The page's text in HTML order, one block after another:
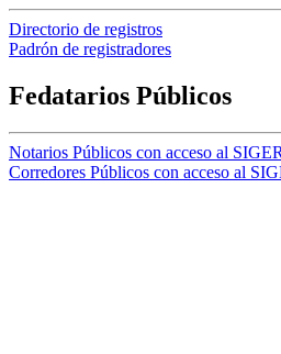
Directorio de registros
Padrón de registradores
Fedatarios Públicos
Notarios Públicos con acceso al
Corredores Públicos con acceso al